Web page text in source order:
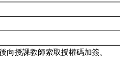
向授課教師索取授權碼加簽。